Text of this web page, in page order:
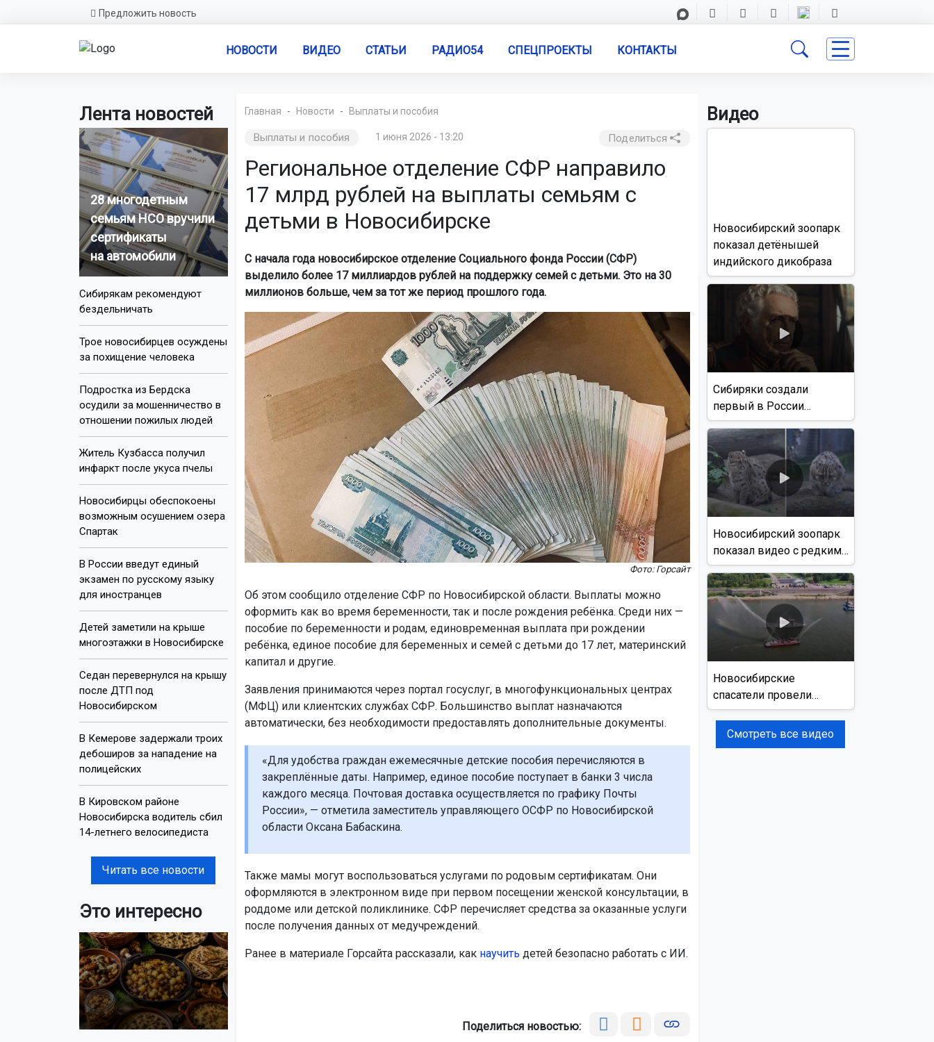
Предложить новость
НОВОСТИ ВИДЕО СТАТЬИ РАДИО54 СПЕЦПРОЕКТЫ КОНТАКТЫ
Лента новостей
28 многодетным
семьям НСО вручили
сертификаты
на автомобили
Сибирякам рекомендуют
бездельничать
Трое новосибирцев осуждены
за похищение человека
Подростка из Бердска
осудили за мошенничество в
отношении пожилых людей
Житель Кузбасса получил
инфаркт после укуса пчелы
Новосибирцы обеспокоены
возможным осушением озера
Спартак
В России введут единый
экзамен по русскому языку
для иностранцев
Детей заметили на крыше
многоэтажки в Новосибирске
Седан перевернулся на крышу
после ДТП под
Новосибирском
В Кемерове задержали троих
дебоширов за нападение на
полицейских
В Кировском районе
Новосибирска водитель сбил
14-летнего велосипедиста
Читать все новости
Это интересно
Главная Новости Выплаты и пособия
Выплаты и пособия 1 июня 2026 - 13:20 Поделиться
Региональное отделение СФР направило
17 млрд рублей на выплаты семьям с
детьми в Новосибирске
С начала года новосибирское отделение Социального фонда России (СФР)
выделило более 17 миллиардов рублей на поддержку семей с детьми. Это на 30
миллионов больше, чем за тот же период прошлого года.
Фото: Горсайт
Об этом сообщило отделение СФР по Новосибирской области. Выплаты можно
оформить как во время беременности, так и после рождения ребёнка. Среди них —
пособие по беременности и родам, единовременная выплата при рождении
ребёнка, единое пособие для беременных и семей с детьми до 17 лет, материнский
капитал и другие.
Заявления принимаются через портал госуслуг, в многофункциональных центрах
(МФЦ) или клиентских службах СФР. Большинство выплат назначаются
автоматически, без необходимости предоставлять дополнительные документы.
«Для удобства граждан ежемесячные детские пособия перечисляются в
закреплённые даты. Например, единое пособие поступает в банки 3 числа
каждого месяца. Почтовая доставка осуществляется по графику Почты
России», — отметила заместитель управляющего ОСФР по Новосибирской
области Оксана Бабаскина.
Также мамы могут воспользоваться услугами по родовым сертификатам. Они
оформляются в электронном виде при первом посещении женской консультации, в
роддоме или детской поликлинике. СФР перечисляет средства за оказанные услуги
после получения данных от медучреждений.
Ранее в материале Горсайта рассказали, как научить детей безопасно работать с ИИ.
Поделиться новостью:
Видео
Новосибирский зоопарк
показал детёнышей
индийского дикобраза
Сибиряки создали
первый в России
документальный фильм
с использованием ИИ
Новосибирский зоопарк
показал видео с редким
виверровым котом
Новосибирские
спасатели провели
учения на реке Обь
Смотреть все видео